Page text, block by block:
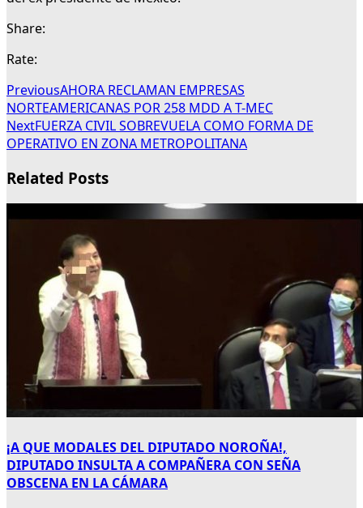
Share:
Rate:
PreviousAHORA RECLAMAN EMPRESAS
NORTEAMERICANAS POR 258 MDD A T-MEC
NextFUERZA CIVIL SOBREVUELA COMO FORMA DE
OPERATIVO EN ZONA METROPOLITANA
Related Posts
¡A QUE MODALES DEL DIPUTADO NOROÑA!,
DIPUTADO INSULTA A COMPAÑERA CON SEÑA
OBSCENA EN LA CÁMARA